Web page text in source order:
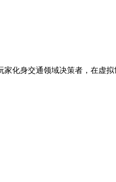
化身交通领域决策者，在虚